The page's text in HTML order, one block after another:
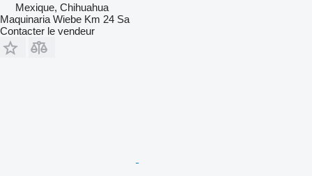
Mexique, Chihuahua
Maquinaria Wiebe Km 24 Sa
Contacter le vendeur